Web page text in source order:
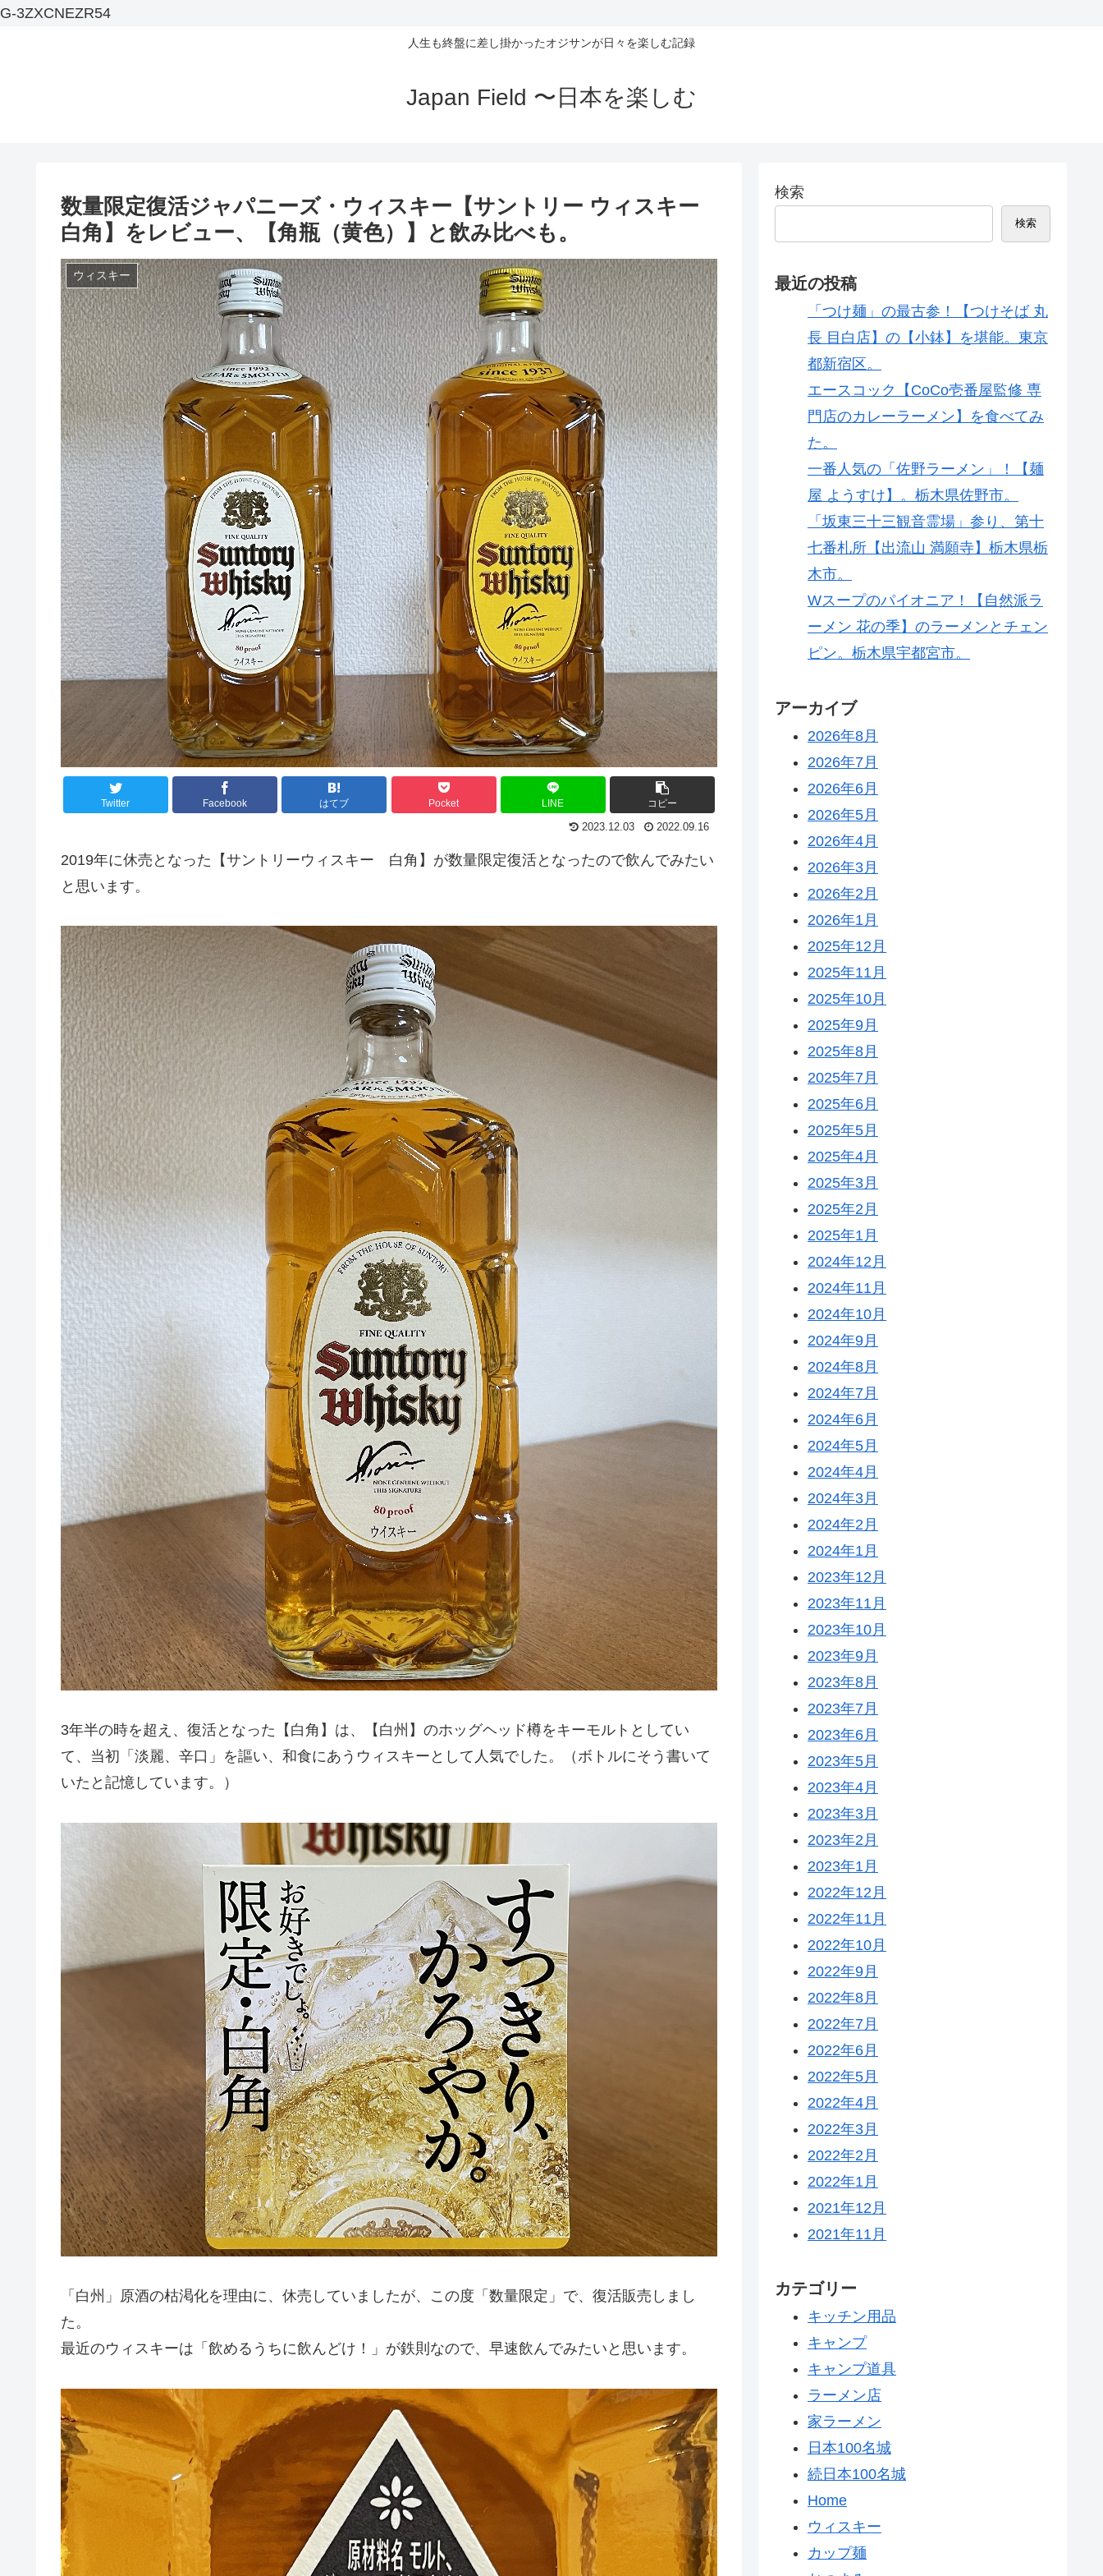
G-3ZXCNEZR54
人生も終盤に差し掛かったオジサンが日々を楽しむ記録
Japan Field 〜日本を楽しむ
数量限定復活ジャパニーズ・ウィスキー【サントリー ウィスキー
白角】をレビュー、【角瓶（黄色）】と飲み比べも。
ウィスキー
Twitter Facebook はてブ Pocket LINE コピー
2023.12.03 2022.09.16
2019年に休売となった【サントリーウィスキー 白角】が数量限定復活となったので飲んでみたい
と思います。
3年半の時を超え、復活となった【白角】は、【白州】のホッグヘッド樽をキーモルトとしてい
て、当初「淡麗、辛口」を謳い、和食にあうウィスキーとして人気でした。（ボトルにそう書いて
いたと記憶しています。）
「白州」原酒の枯渇化を理由に、休売していましたが、この度「数量限定」で、復活販売しまし
た。
最近のウィスキーは「飲めるうちに飲んどけ！」が鉄則なので、早速飲んでみたいと思います。
検索
検索
最近の投稿
「つけ麺」の最古参！【つけそば 丸
長 目白店】の【小鉢】を堪能。東京
都新宿区。
エースコック【CoCo壱番屋監修 専
門店のカレーラーメン】を食べてみ
た。
一番人気の「佐野ラーメン」！【麺
屋 ようすけ】。栃木県佐野市。
「坂東三十三観音霊場」参り、第十
七番札所【出流山 満願寺】栃木県栃
木市。
Wスープのパイオニア！【自然派ラ
ーメン 花の季】のラーメンとチェン
ピン。栃木県宇都宮市。
アーカイブ
2026年8月
2026年7月
2026年6月
2026年5月
2026年4月
2026年3月
2026年2月
2026年1月
2025年12月
2025年11月
2025年10月
2025年9月
2025年8月
2025年7月
2025年6月
2025年5月
2025年4月
2025年3月
2025年2月
2025年1月
2024年12月
2024年11月
2024年10月
2024年9月
2024年8月
2024年7月
2024年6月
2024年5月
2024年4月
2024年3月
2024年2月
2024年1月
2023年12月
2023年11月
2023年10月
2023年9月
2023年8月
2023年7月
2023年6月
2023年5月
2023年4月
2023年3月
2023年2月
2023年1月
2022年12月
2022年11月
2022年10月
2022年9月
2022年8月
2022年7月
2022年6月
2022年5月
2022年4月
2022年3月
2022年2月
2022年1月
2021年12月
2021年11月
カテゴリー
キッチン用品
キャンプ
キャンプ道具
ラーメン店
家ラーメン
日本100名城
続日本100名城
Home
ウィスキー
カップ麺